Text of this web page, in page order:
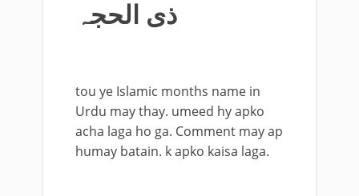
ذی الحجہ
tou ye Islamic months name in
Urdu may thay. umeed hy apko
acha laga ho ga. Comment may ap
humay batain. k apko kaisa laga.